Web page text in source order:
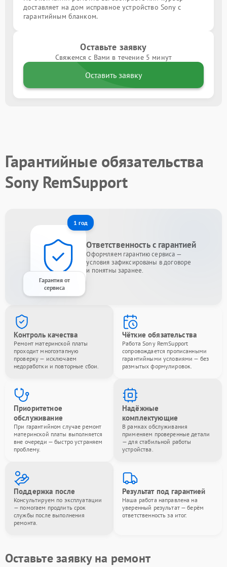
доставляет на дом исправное устройство Sony с
гарантийным бланком.
Оставьте заявку
Свяжемся с Вами в течение 5 минут
Оставить заявку
Гарантийные обязательства
Sony RemSupport
1 год
Гарантия от
сервиса
Ответственность с гарантией
Оформляем гарантию сервиса —
условия зафиксированы в договоре
и понятны заранее.
Контроль качества
Ремонт материнской платы
проходит многоэтапную
проверку — исключаем
недоработки и повторные сбои.
Чёткие обязательства
Работа Sony RemSupport
сопровождается прописанными
гарантийными условиями — без
размытых формулировок.
Приоритетное
обслуживание
При гарантийном случае ремонт
материнской платы выполняется
вне очереди — быстро устраняем
проблему.
Надёжные
комплектующие
В рамках обслуживания
применяем проверенные детали
— для стабильной работы
устройства.
Поддержка после
Консультируем по эксплуатации
— помогаем продлить срок
службы после выполнения
ремонта.
Результат под гарантией
Наша работа направлена на
уверенный результат — берём
ответственность за итог.
Оставьте заявку на ремонт